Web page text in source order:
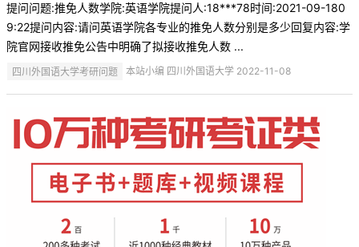
提问问题:推免人数学院:英语学院提问人:18***78时间:2021-09-180
9:22提问内容:请问英语学院各专业的推免人数分别是多少回复内容:学
院官网接收推免公告中明确了拟接收推免人数 ...
四川外国语大学考研问题 本站小编 四川外国语大学 2022-11-08